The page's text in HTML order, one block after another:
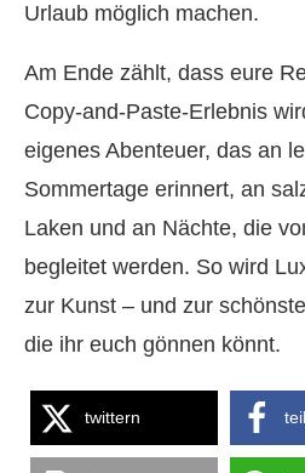
Urlaub möglich machen.
Am Ende zählt, dass eure
Copy-and-Paste-Erlebnis
eigenes Abenteuer, das an
Sommertage erinnert, an
Laken und an Nächte, die
begleitet werden. So wird
zur Kunst – und zur
die ihr euch gönnen könnt.
twittern